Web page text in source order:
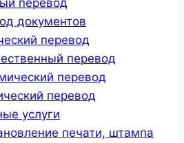
документов
перевод
перевод
перевод
перевод
услуги
печати, штампа